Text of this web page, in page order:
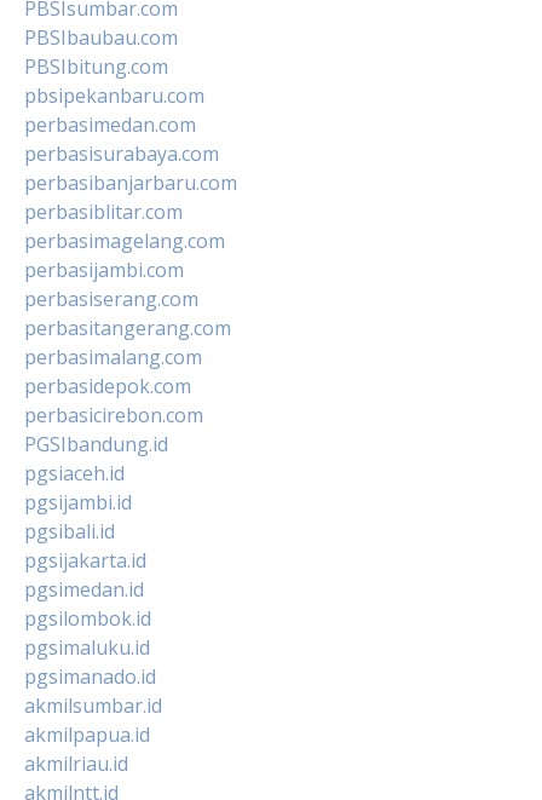
PBSIsumbar.com
PBSIbaubau.com
PBSIbitung.com
pbsipekanbaru.com
perbasimedan.com
perbasisurabaya.com
perbasibanjarbaru.com
perbasiblitar.com
perbasimagelang.com
perbasijambi.com
perbasiserang.com
perbasitangerang.com
perbasimalang.com
perbasidepok.com
perbasicirebon.com
PGSIbandung.id
pgsiaceh.id
pgsijambi.id
pgsibali.id
pgsijakarta.id
pgsimedan.id
pgsilombok.id
pgsimaluku.id
pgsimanado.id
akmilsumbar.id
akmilpapua.id
akmilriau.id
akmilntt.id